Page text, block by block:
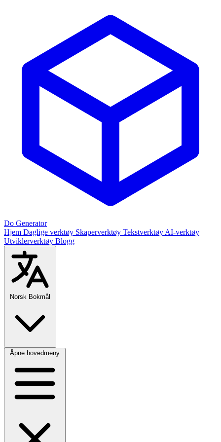
Do Generator
Hjem Daglige verktøy Skaperverktøy Tekstverktøy AI-verktøy
Utviklerverktøy Blogg
Norsk Bokmål
Åpne hovedmeny